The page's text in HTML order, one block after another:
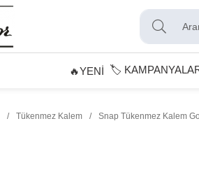
🔥YENİ 🏷️
Tükenmez Kalem Snap Tükenmez Kalem